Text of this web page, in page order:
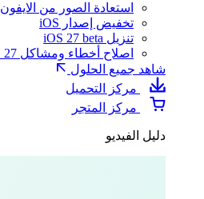
استعادة الصور من الايفون
تخفيض إصدار iOS
تنزيل iOS 27 beta
اصلاح أخطاء ومشاكل iOS 27
شاهد جميع الحلول
مركز التحميل
مركز المتجر
دليل الفيديو